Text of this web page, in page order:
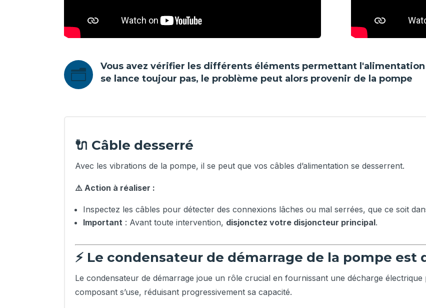
n
Vous avez vérifier les différents éléments permettant
se lance toujour pas, le problème peut alors provenir de la pompe
🔌 Câble desserré
Avec les vibrations de la pompe, il se peut que vos câbles d’alimentation se desserrent.
⚠️ Action à réaliser :
Inspectez les câbles pour détecter des connexions lâches ou mal serrées, que ce soit
Important : Avant toute intervention, disjonctez votre disjoncteur principal.
⚡ Le condensateur de démarrage de la pompe est
Le condensateur de démarrage joue un rôle crucial en fournissant une décharge
composant s’use, réduisant progressivement sa capacité.